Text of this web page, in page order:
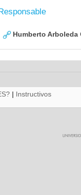
Humberto Arboleda
| Instructivos